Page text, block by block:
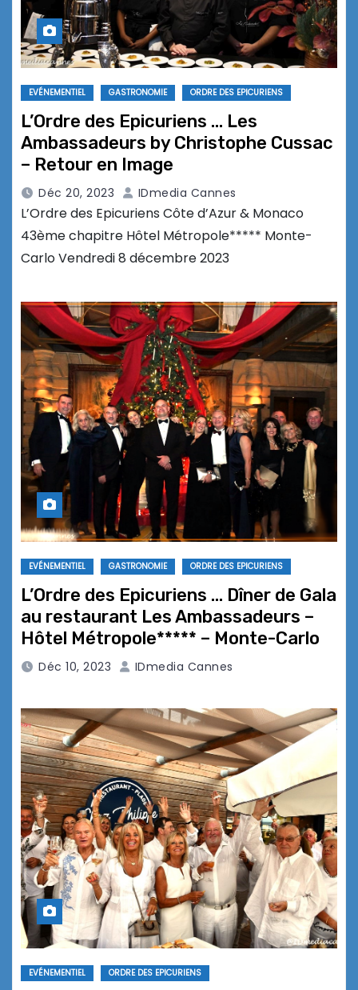
EVÉNEMENTIEL GASTRONOMIE ORDRE DES EPICURIENS
L’Ordre des Epicuriens … Les
Ambassadeurs by Christophe Cussac
– Retour en Image
Déc 20, 2023 IDmedia Cannes
L’Ordre des Epicuriens Côte d’Azur & Monaco
43ème chapitre Hôtel Métropole***** Monte-
Carlo Vendredi 8 décembre 2023
EVÉNEMENTIEL GASTRONOMIE ORDRE DES EPICURIENS
L’Ordre des Epicuriens … Dîner de Gala
au restaurant Les Ambassadeurs –
Hôtel Métropole***** – Monte-Carlo
Déc 10, 2023 IDmedia Cannes
EVÉNEMENTIEL ORDRE DES EPICURIENS